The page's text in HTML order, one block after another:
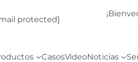
protected]
CasosVídeoNoticias